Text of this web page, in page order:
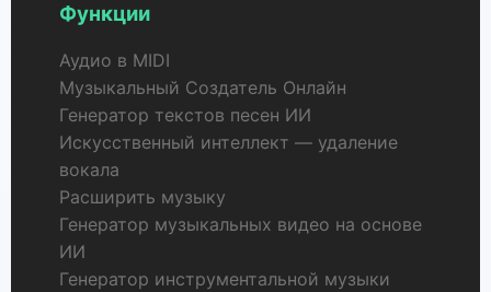
Функции
Аудио в MIDI
Музыкальный Создатель Онлайн
Генератор текстов песен ИИ
Искусственный интеллект — удаление
вокала
Расширить музыку
Генератор музыкальных видео на основе
ИИ
Генератор инструментальной музыки